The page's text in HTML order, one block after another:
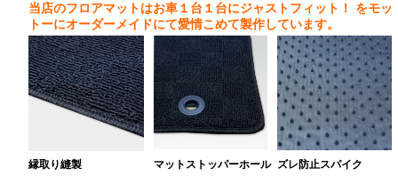
当店のフロアマットはお車１台１台にジャストフィット！
をモッ
トーにオーダーメイドにて愛情こめて製作しています。
縁取り縫製 マットストッパーホール ズレ防止スパイク